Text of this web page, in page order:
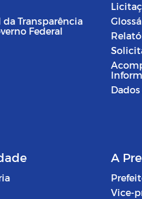
da Transparência
Federal
A
Vice-